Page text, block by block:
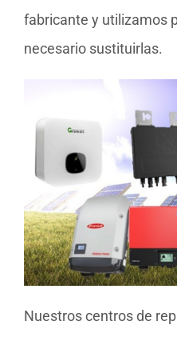
fabricante y utilizamos
necesario sustituirlas.
Nuestros centros de